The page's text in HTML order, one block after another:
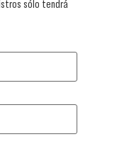
sólo tendrá